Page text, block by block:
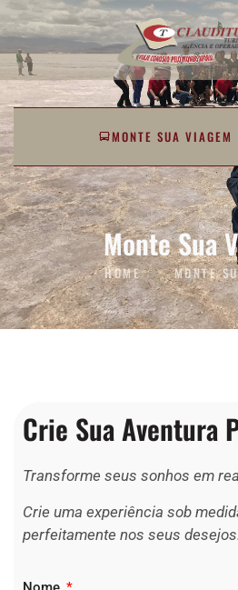
MONTE SUA VIAGEM
Monte Sua
HOME MONTE
Crie Sua Aventura
Transforme seus sonhos em
Crie uma experiência sob
perfeitamente nos seus desejos.